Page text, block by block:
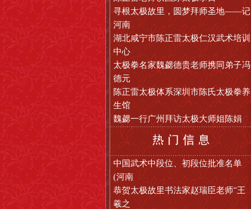
寻根太极故里，圆梦拜师圣地——记
河南
湖北咸宁市陈正雷太极仁汉武术培训
中心
太极拳名家魏勰德贵老师携同弟子冯
德元
陈正雷太极体系深圳市陈氏太极拳养
生馆
魏勰一行广州拜访太极大师姐陈娟
中国武术中段位、初段位批准名单
(河南
恭贺太极故里书法家赵瑞臣老师“王
羲之